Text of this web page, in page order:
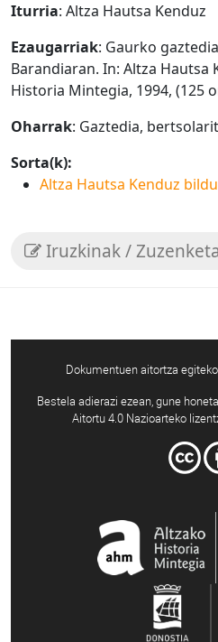
Iturria: Altza Hautsa Kenduz
Ezaugarriak: Gaurko
Barandiaran. In: Altza Hautsa
Historia Mintegia, 1994, (125
Oharrak: Gaztedia,
Sorta(k):
Altza Hautsa Kenduz
Iruzkinak /
Dokumentuen aitortza
Bestela adierazi ezean, gune
Aitortu 4.0 Nazioarteko